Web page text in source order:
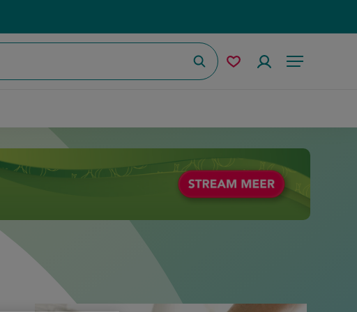
Menu
ZoekenMijn Accountmenu